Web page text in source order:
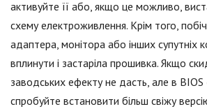
активуйте її або, якщо це можливо,
схему електроживлення. Крім того,
адаптера, монітора або інших супутніх
вплинути і застаріла прошивка. Якщо
заводських ефекту не дасть, але в
спробуйте встановити більш свіжу